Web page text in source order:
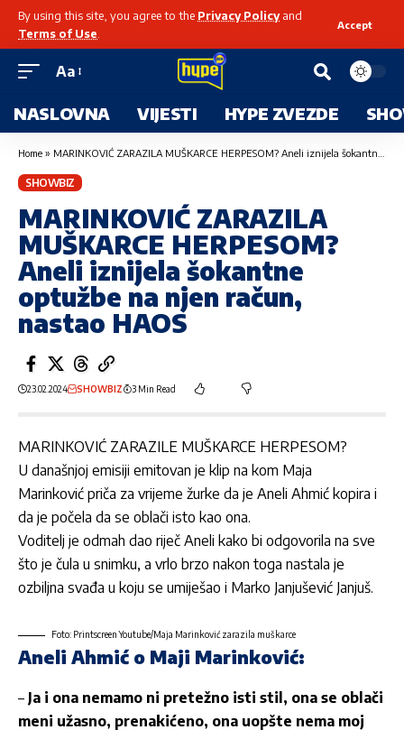
By using this site, you agree to the Privacy Policyand
Terms of Use
Accept
Aa
NASLOVNA VIJESTI HYPE ZVEZDE
Home » MARINKOVIĆ ZARAZILA MUŠKARCE HERPESOM? Aneli iznijela šokantne optužbe na njen račun, nastao HAOS
SHOWBIZ
MARINKOVIĆ ZARAZILA
MUŠKARCE HERPESOM?
Aneli iznijela šokantne
optužbe na njen račun,
nastao HAOS
23.02.2024 SHOWBIZ 3 Min Read
MARINKOVIĆ ZARAZILE MUŠKARCE HERPESOM?
U današnjoj emisiji emitovan je klip na kom Maja
Marinković priča za vrijeme žurke da je Aneli Ahmić kopira i
da je počela da se oblači isto kao ona.
Voditelj je odmah dao riječ Aneli kako bi odgovorila na sve
što je čula u snimku, a vrlo brzo nakon toga nastala je
ozbiljna svađa u koju se umiješao i Marko Janjušević Janjuš.
Foto: Printscreen Youtube/Maja Marinković zarazila muškarce
Aneli Ahmić o Maji Marinković:
– Ja i ona nemamo ni pretežno isti stil, ona se oblači
meni užasno, prenakićeno, ona uopšte nema moj